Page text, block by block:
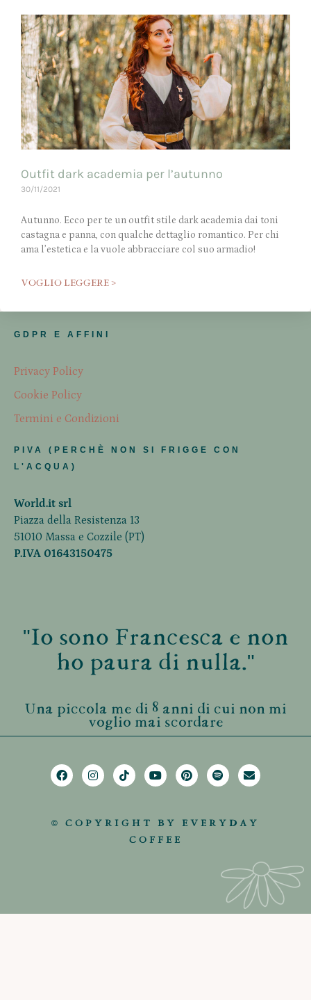
Outfit dark academia per l’autunno
30/11/2021
Autunno. Ecco per te un outfit stile dark academia dai toni
castagna e panna, con qualche dettaglio romantico. Per chi
ama l’estetica e la vuole abbracciare col suo armadio!
VOGLIO LEGGERE >
GDPR E AFFINI
Privacy Policy
Cookie Policy
Termini e Condizioni
PIVA (PERCHÈ NON SI FRIGGE CON
L'ACQUA)
World.it srl
Piazza della Resistenza 13
51010 Massa e Cozzile (PT)
P.IVA 01643150475
"Io sono Francesca e non
ho paura di nulla."
Una piccola me di 8 anni di cui non mi
voglio mai scordare
© COPYRIGHT BY EVERYDAY
COFFEE